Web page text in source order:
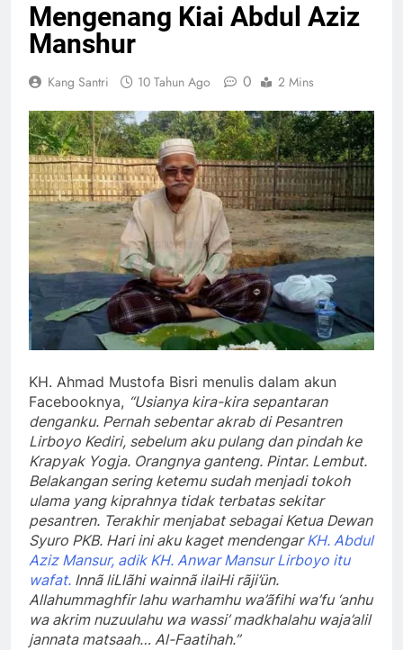
Mengenang Kiai Abdul Aziz
Manshur
Kang Santri 10 Tahun Ago 0 2 Mins
KH. Ahmad Mustofa Bisri menulis dalam akun
Facebooknya, “Usianya kira-kira sepantaran
denganku. Pernah sebentar akrab di Pesantren
Lirboyo Kediri, sebelum aku pulang dan pindah ke
Krapyak Yogja. Orangnya ganteng. Pintar. Lembut.
Belakangan sering ketemu sudah menjadi tokoh
ulama yang kiprahnya tidak terbatas sekitar
pesantren. Terakhir menjabat sebagai Ketua Dewan
Syuro PKB. Hari ini aku kaget mendengarKH. Abdul
Aziz Mansur, adik KH. Anwar Mansur Lirboyo itu
wafat. Innã liLlãhi wainnã ilaiHi rãji’ün.
Allahummaghfir lahu warhamhu wa’ãfihi wa’fu ‘anhu
wa akrim nuzuulahu wa wassi’ madkhalahu waja’alil
jannata matsaah… Al-Faatihah.”